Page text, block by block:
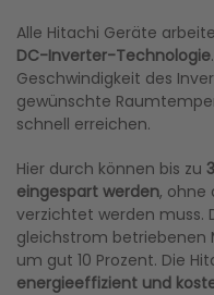
Alle Hitachi Geräte
DC-Inverter-Technologie
Geschwindigkeit des
gewünschte
schnell erreichen.
Hier durch können bis zu
eingespart werden, ohne
verzichtet werden muss.
gleichstrom betriebenen
um gut 10 Prozent. Die
energieeffizient und